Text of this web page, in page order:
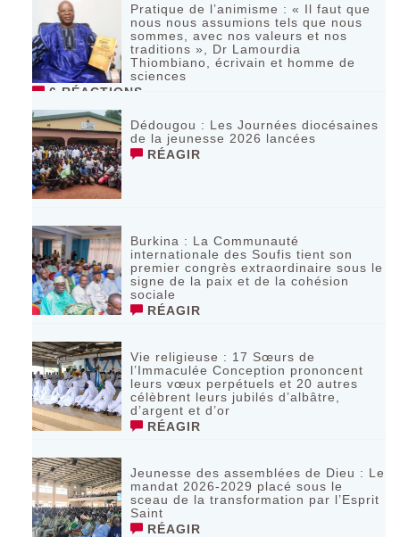
Pratique de l’animisme : « Il faut que
nous nous assumions tels que nous
sommes, avec nos valeurs et nos
traditions », Dr Lamourdia
Thiombiano, écrivain et homme de
sciences
6 RÉACTIONS
Dédougou : Les Journées diocésaines
de la jeunesse 2026 lancées
RÉAGIR
‎Burkina : La Communauté
internationale des Soufis tient son
premier congrès extraordinaire sous le
signe de la paix et de la cohésion
sociale
RÉAGIR
Vie religieuse : 17 Sœurs de
l’Immaculée Conception prononcent
leurs vœux perpétuels et 20 autres
célèbrent leurs jubilés d’albâtre,
d’argent et d’or
RÉAGIR
Jeunesse des assemblées de Dieu : Le
mandat 2026-2029 placé sous le
sceau de la transformation par l’Esprit
Saint
RÉAGIR